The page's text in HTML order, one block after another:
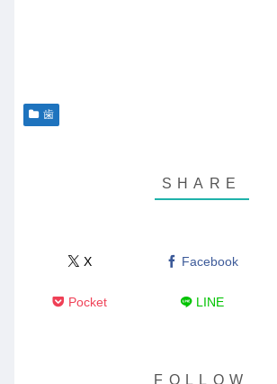
歯
X Facebook
Pocket LINE